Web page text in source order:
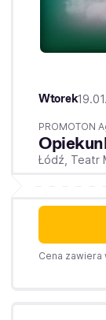
Wtorek
PROMOTON
Łódź, Teatr
Cena